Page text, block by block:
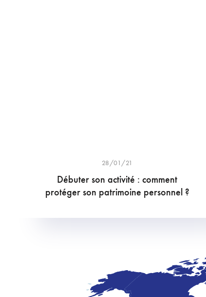
28/01/21
Débuter son activité : comment
protéger son patrimoine personnel ?